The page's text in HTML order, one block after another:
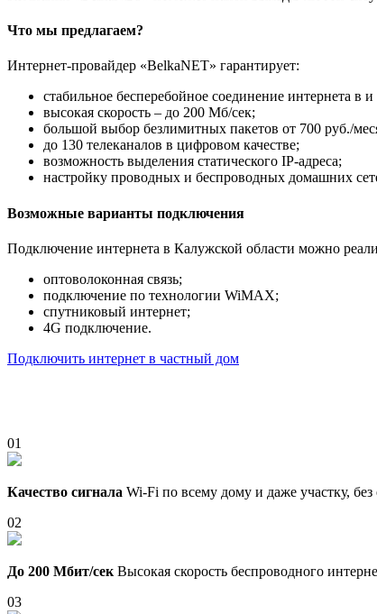
Что мы предлагаем?
Интернет-провайдер «BelkaNET» гарантирует:
стабильное бесперебойное соединение интернета в
высокая скорость – до 200 Мб/сек;
большой выбор безлимитных пакетов от 700 руб./
до 130 телеканалов в цифровом качестве;
возможность выделения статического IP-адреса;
настройку проводных и беспроводных домашних
Возможные варианты подключения
Подключение интернета в Калужской области можно
оптоволоконная связь;
подключение по технологии WiMAX;
спутниковый интернет;
4G подключение.
Подключить интернет в частный дом
01
Качество сигнала Wi-Fi по всему дому и даже участку,
02
До 200 Мбит/сек Высокая скорость беспроводного
03